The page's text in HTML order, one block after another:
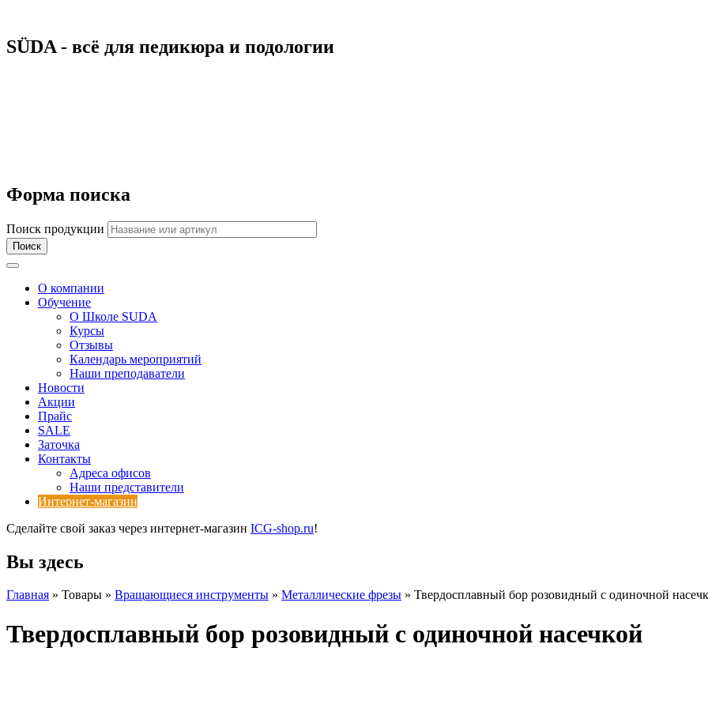
SÜDA - всё для педикюра и подологии
Форма поиска
Поиск продукции
Toggle navigation
О компании
Обучение
О Школе SUDA
Курсы
Отзывы
Календарь мероприятий
Наши преподаватели
Новости
Акции
Прайс
SALE
Заточка
Контакты
Адреса офисов
Наши представители
Интернет-магазин
Сделайте свой заказ через интернет-магазин ICG-shop.ru!
Вы здесь
Главная » Товары » Вращающиеся инструменты » Металлические фрезы » Твердосплавный бор розовидный с одиночной
Твердосплавный бор розовидный с одиночной насечкой